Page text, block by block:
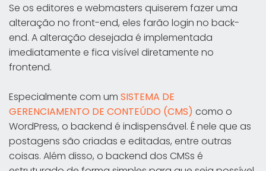
Se os editores e webmasters quiserem fazer uma
alteração no front-end, eles farão login no back-
end. A alteração desejada é implementada
imediatamente e fica visível diretamente no
frontend.
Especialmente com um SISTEMA DE
GERENCIAMENTO DE CONTEÚDO (CMS) como o
WordPress, o backend é indispensável. É nele que as
postagens são criadas e editadas, entre outras
coisas. Além disso, o backend dos CMSs é